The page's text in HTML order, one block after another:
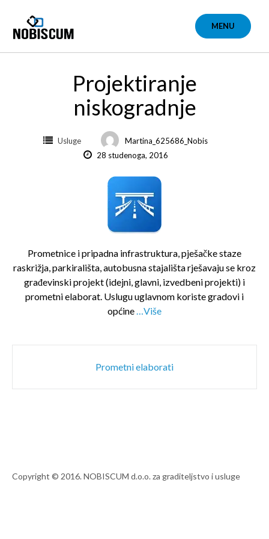
content
MENU
Projektiranje
niskogradnje
Usluge
Martina_625686_Nobis
28 studenoga, 2016
Prometnice i pripadna infrastruktura, pješačke staze
raskrižja, parkirališta, autobusna stajališta rješavaju se kroz
građevinski projekt (idejni, glavni, izvedbeni projekti) i
prometni elaborat. Uslugu uglavnom koriste gradovi i
općine…Više
navigationPrometni elaborati
Copyright © 2016. NOBISCUM d.o.o. za graditeljstvo i usluge